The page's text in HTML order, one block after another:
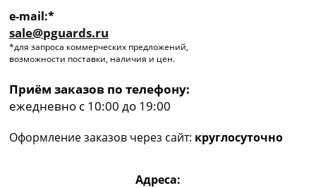
e-mail:*
sale@pguards.ru
*для запроса коммерческих предложений,
возможности поставки, наличия и цен.
Приём заказов по телефону:
ежедневно с 10:00 до 19:00
Оформление заказов через сайт: круглосуточно
Адреса: